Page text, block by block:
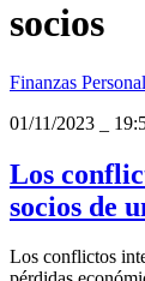
socios
Finanzas
01/11/2023
Los
socios de
Los conflictos